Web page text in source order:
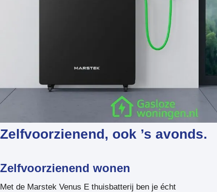
Zelfvoorzienend, ook ’s avonds.
Zelfvoorzienend wonen
Met de Marstek Venus E thuisbatterij ben je écht